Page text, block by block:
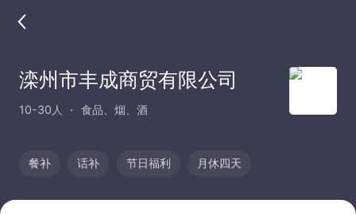
滦州市丰成商贸有限公司
10-30人 食品、烟、酒
餐补 话补 节日福利 月休四天